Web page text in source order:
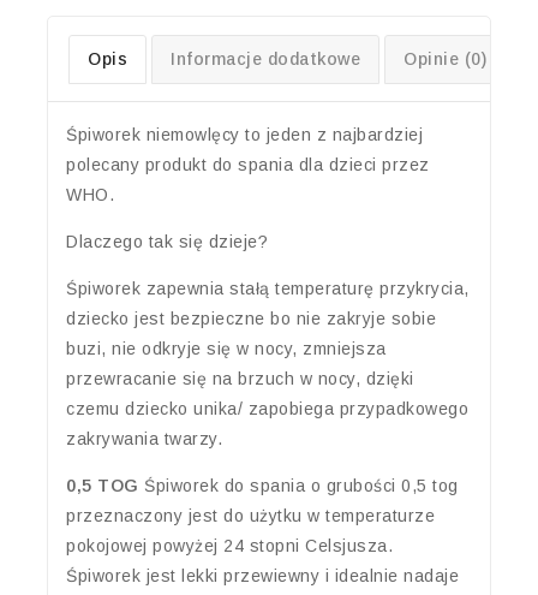
Opis Informacje dodatkowe Opinie (0)
Śpiworek niemowlęcy to jeden z najbardziej
polecany produkt do spania dla dzieci przez
WHO.
Dlaczego tak się dzieje?
Śpiworek zapewnia stałą temperaturę przykrycia,
dziecko jest bezpieczne bo nie zakryje sobie
buzi, nie odkryje się w nocy, zmniejsza
przewracanie się na brzuch w nocy, dzięki
czemu dziecko unika/ zapobiega przypadkowego
zakrywania twarzy.
0,5 TOG Śpiworek do spania o grubości 0,5 tog
przeznaczony jest do użytku w temperaturze
pokojowej powyżej 24 stopni Celsjusza.
Śpiworek jest lekki przewiewny i idealnie nadaje